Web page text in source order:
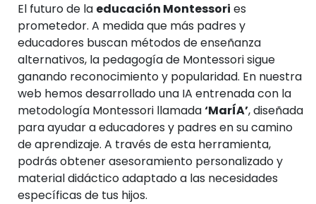
El futuro de la educación Montessori es
prometedor. A medida que más padres y
educadores buscan métodos de enseñanza
alternativos, la pedagogía de Montessori sigue
ganando reconocimiento y popularidad. En nuestra
web hemos desarrollado una IA entrenada con la
metodología Montessori llamada‘MarÍA’, diseñada
para ayudar a educadores y padres en su camino
de aprendizaje. A través de esta herramienta,
podrás obtener asesoramiento personalizado y
material didáctico adaptado a las necesidades
específicas de tus hijos.